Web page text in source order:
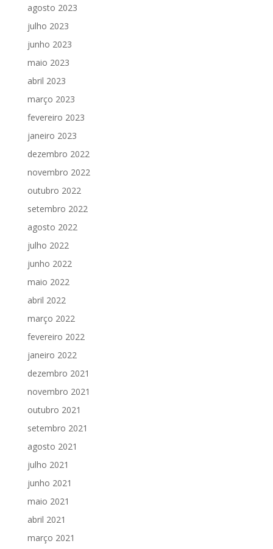
agosto 2023
julho 2023
junho 2023
maio 2023
abril 2023
março 2023
fevereiro 2023
janeiro 2023
dezembro 2022
novembro 2022
outubro 2022
setembro 2022
agosto 2022
julho 2022
junho 2022
maio 2022
abril 2022
março 2022
fevereiro 2022
janeiro 2022
dezembro 2021
novembro 2021
outubro 2021
setembro 2021
agosto 2021
julho 2021
junho 2021
maio 2021
abril 2021
março 2021